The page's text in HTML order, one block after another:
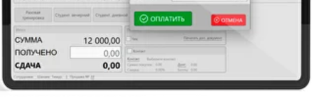
для POS-терминала
Поиск товара по
Программное обеспечение
выполняет следующие расчетные
операции: